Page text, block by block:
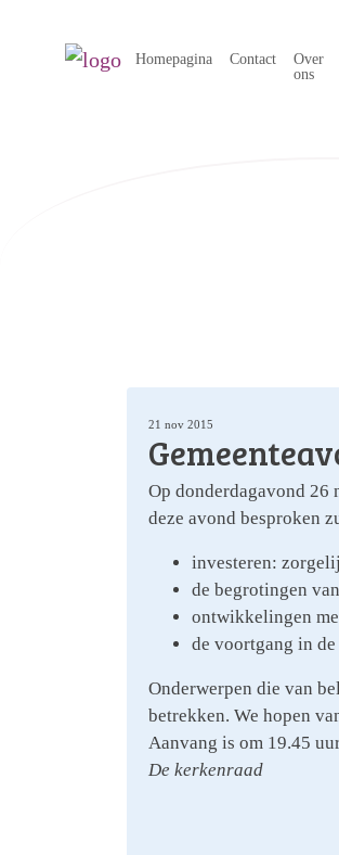
Homepagina Contact
Over
ons
21 nov 2015
Op donderdagavond 26
deze avond besproken
investeren:
de begrotingen
ontwikkelingen
de voortgang in
Onderwerpen die van
betrekken. We hopen
Aanvang is om 19.45
De kerkenraad